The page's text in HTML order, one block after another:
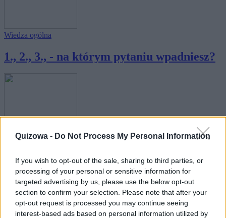
Quizowa - Do Not Process My Personal Information
If you wish to opt-out of the sale, sharing to third parties, or
processing of your personal or sensitive information for
targeted advertising by us, please use the below opt-out
section to confirm your selection. Please note that after your
opt-out request is processed you may continue seeing
interest-based ads based on personal information utilized by
Wiedza ogólna
1., 2., 3., - na którym pytaniu wpadniesz?